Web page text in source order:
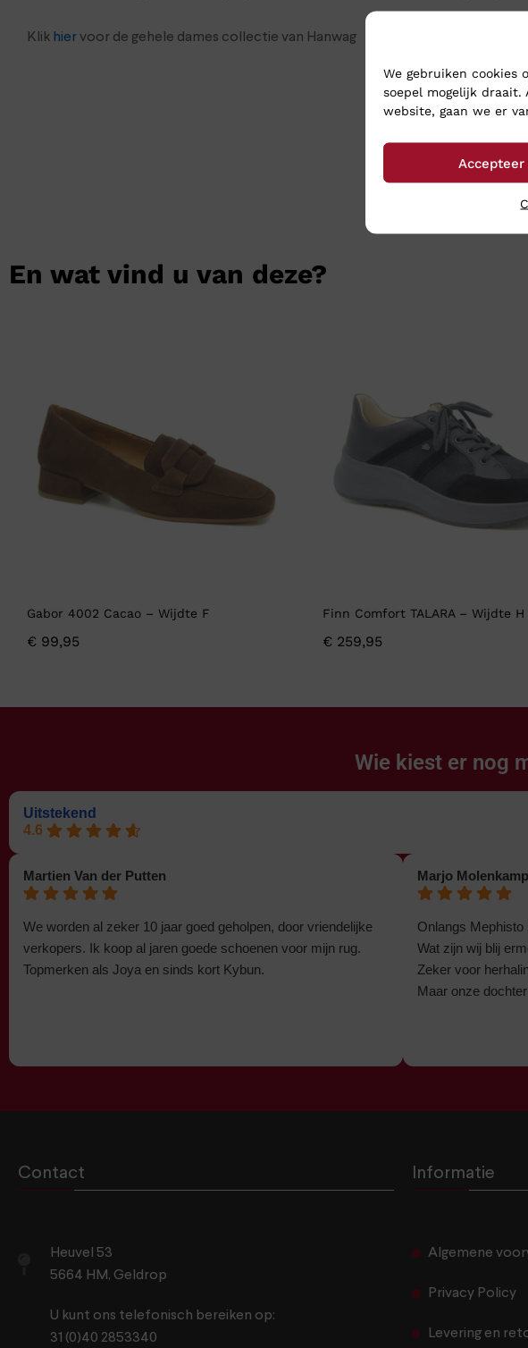
We gebruiken cookies
soepel mogelijk draait.
website, gaan we er
Accepteer
Klik hiervoor de gehele dames collectie van Hanwag
En wat vind u van deze?
Gabor 4002 Cacao – Wijdte F
€ 99,95
Finn Comfort TALARA – Wijdte H
€ 259,95
Wie kiest er nog
Uitstekend
4.6
Martien Van der Putten
We worden al zeker 10 jaar goed geholpen, door vriendelijke
verkopers. Ik koop al jaren goede schoenen voor mijn rug.
Topmerken als Joya en sinds kort Kybun.
Marjo Molenkamp
Onlangs
Wat zijn wij blij
Zeker voor
Maar onze
Contact
Heuvel 53
5664 HM, Geldrop
U kunt ons telefonisch bereiken op:
31 (0)40 2853340
Informatie
Algemene
Privacy Policy
Levering en